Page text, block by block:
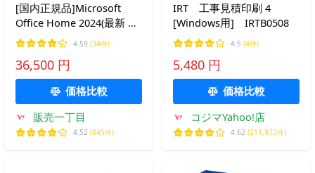
[国内正規品]Microsoft
Office Home 2024(最新 永
続版)|カード
版|Windows11、10/mac
対応|PC2台
[windows_10,windows_11]
4.59 (34件)
36,500 円
価格比較
販売一丁目
4.52 (845件)
IRT 工事見積印刷 4
[Windows用] IRTB0508
4.5 (4件)
5,480 円
価格比較
コジマYahoo!店
4.62 (211,972件)